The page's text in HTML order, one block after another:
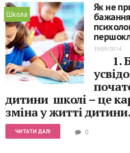
Школа
Як не
19/09/2014
1.
дитини школі – це
зміна у житті дитини.
ЧИТАТИ ДАЛІ 0